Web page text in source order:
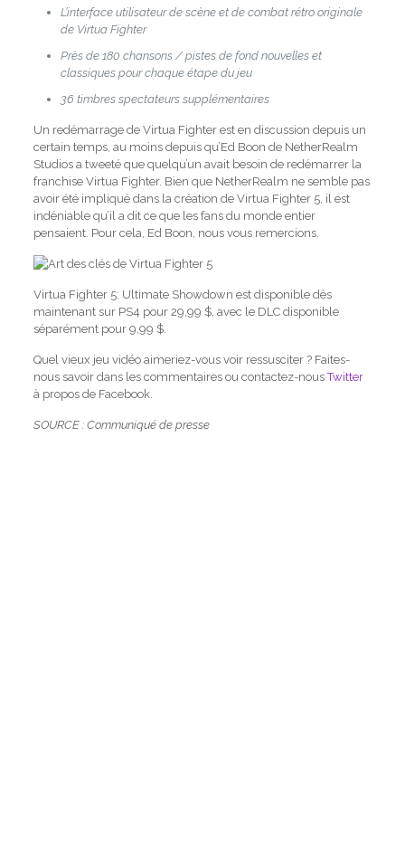
L’interface utilisateur de scène et de combat rétro originale
de Virtua Fighter
Près de 180 chansons / pistes de fond nouvelles et
classiques pour chaque étape du jeu
36 timbres spectateurs supplémentaires
Un redémarrage de Virtua Fighter est en discussion depuis un
certain temps, au moins depuis qu’Ed Boon de NetherRealm
Studios a tweeté que quelqu’un avait besoin de redémarrer la
franchise Virtua Fighter. Bien que NetherRealm ne semble pas
avoir été impliqué dans la création de Virtua Fighter 5, il est
indéniable qu’il a dit ce que les fans du monde entier
pensaient. Pour cela, Ed Boon, nous vous remercions.
Virtua Fighter 5: Ultimate Showdown est disponible dès
maintenant sur PS4 pour 29,99 $, avec le DLC disponible
séparément pour 9,99 $.
Quel vieux jeu vidéo aimeriez-vous voir ressusciter ? Faites-
nous savoir dans les commentaires ou contactez-nousTwitter
à propos de Facebook.
SOURCE : Communiqué de presse